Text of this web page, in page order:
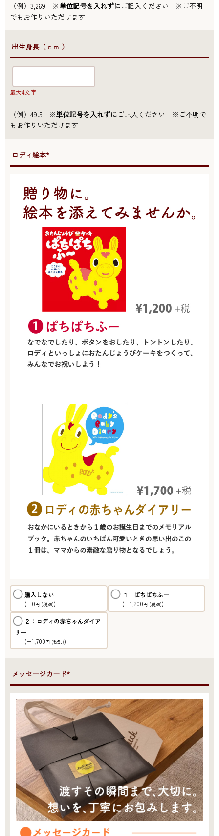
（例）3,269 ※単位記号を入れずに ご記入ください ※ご不明
でもお作りいただけます
●出生身長（ｃｍ ）
最大4文字
（例）49.5 ※単位記号を入れずに ご記入ください ※ご不明で
もお作りいただけます
●ロディ絵本*
購入しない
(+0円 (税別))
１：ぱちぱちふー
(+1,200円 (税別))
２：ロディの赤ちゃんダイア
リー
(+1,700円 (税別))
●メッセージカード*